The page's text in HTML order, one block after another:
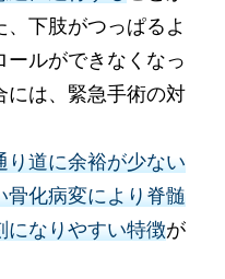
下肢がつっぱるよ
ールができなくなっ
には、緊急手術の対
り道に余裕が少ない
骨化病変により脊髄
になりやすい特徴が